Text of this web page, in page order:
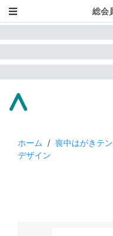
総会
ホーム / 喪中はがきテ
デザイン